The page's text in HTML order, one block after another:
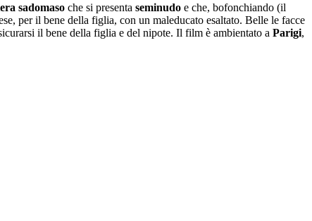
sadomaso che si presenta seminudo e che, bofonchiando (il
per il bene della figlia, con un maleducato esaltato. Belle le facce
il bene della figlia e del nipote. Il film è ambientato a Parigi,